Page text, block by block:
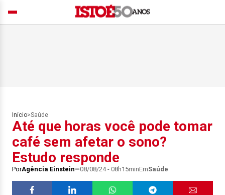
Início>Saúde
Até que horas você pode tomar
café sem afetar o sono?
Estudo responde
PorAgência Einstein 08/08/24 - 08h15minEmSaúde